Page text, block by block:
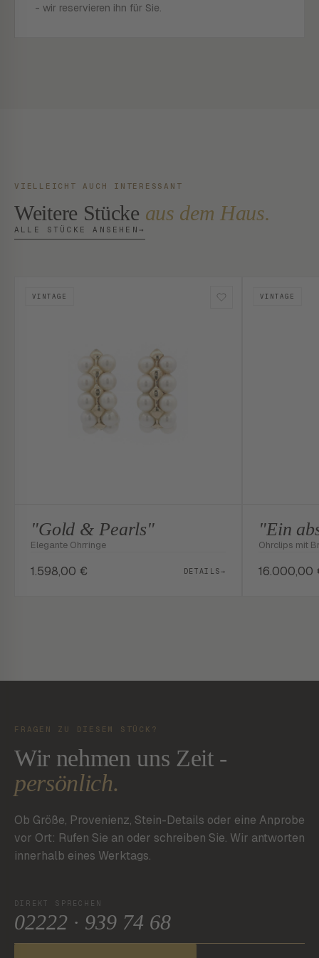
- wir reservieren ihn für Sie.
VIELLEICHT AUCH INTERESSANT
Weitere Stücke aus dem Haus.
ALLE STÜCKE ANSEHEN →
VINTAGE
"Gold & Pearls"
Elegante Ohrringe
1.598,00 € DETAILS→
VINTAGE
"Ein
Ohrclips mit
16.000,00
FRAGEN ZU DIESEM STÜCK?
Wir nehmen uns Zeit -
persönlich.
Ob Größe, Provenienz, Stein-Details oder eine Anprobe
vor Ort: Rufen Sie an oder schreiben Sie. Wir antworten
innerhalb eines Werktags.
DIREKT SPRECHEN
02222 · 939 74 68